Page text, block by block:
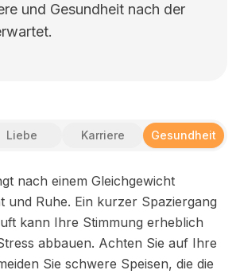
und Gesundheit nach der
Liebe Karriere Gesundheit
nach einem Gleichgewicht
und Ruhe. Ein kurzer Spaziergang
kann Ihre Stimmung erheblich
abbauen. Achten Sie auf Ihre
Sie schwere Speisen, die die